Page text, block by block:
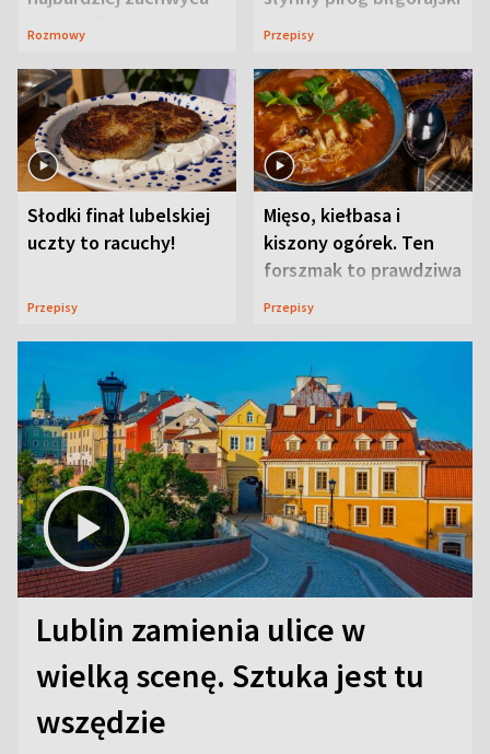
ją w Lublinie
Rozmowy Przepisy
Słodki finał lubelskiej
uczty to racuchy!
Przepisy
Mięso, kiełbasa i
kiszony ogórek. Ten
forszmak to prawdziwa
uczta
Przepisy
Lublin zamienia ulice w
wielką scenę. Sztuka jest tu
wszędzie